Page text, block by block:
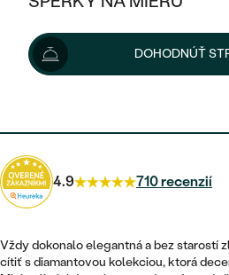
KOMBINOVANÉ ZLATO
PODĽA ŠTÝLU
ETERNITY
POSTRANNÉ
HALO
VINTAGE
SET ZÁSNUBNÉHO
NETRADIČNÉ
VÝPREDAJ
ŠPERKY ČO
PODĽA TYPU
NÁUŠNICE
PRSTENE
PRÍVESKY
PLATINOVÉ
NAPICHOVACIE
KRUHOVÉ
MINIMALISTICKÉ
ZLATÉ
STRIEBORNÉ
PODĽA ŠTÝLU
SOLITÉR
NARODENIE DIEŤAŤA
VÝPREDAJ
ZLATÉ
STRIEBORNÉ
DOHODNÚŤ
1 775 €1 868 € -5 %
Šperk vám doručíme do 3 - 4
4.9 710 recenzií
Vždy dokonalo elegantná a bez starostí
cítiť s diamantovou kolekciou, ktorá